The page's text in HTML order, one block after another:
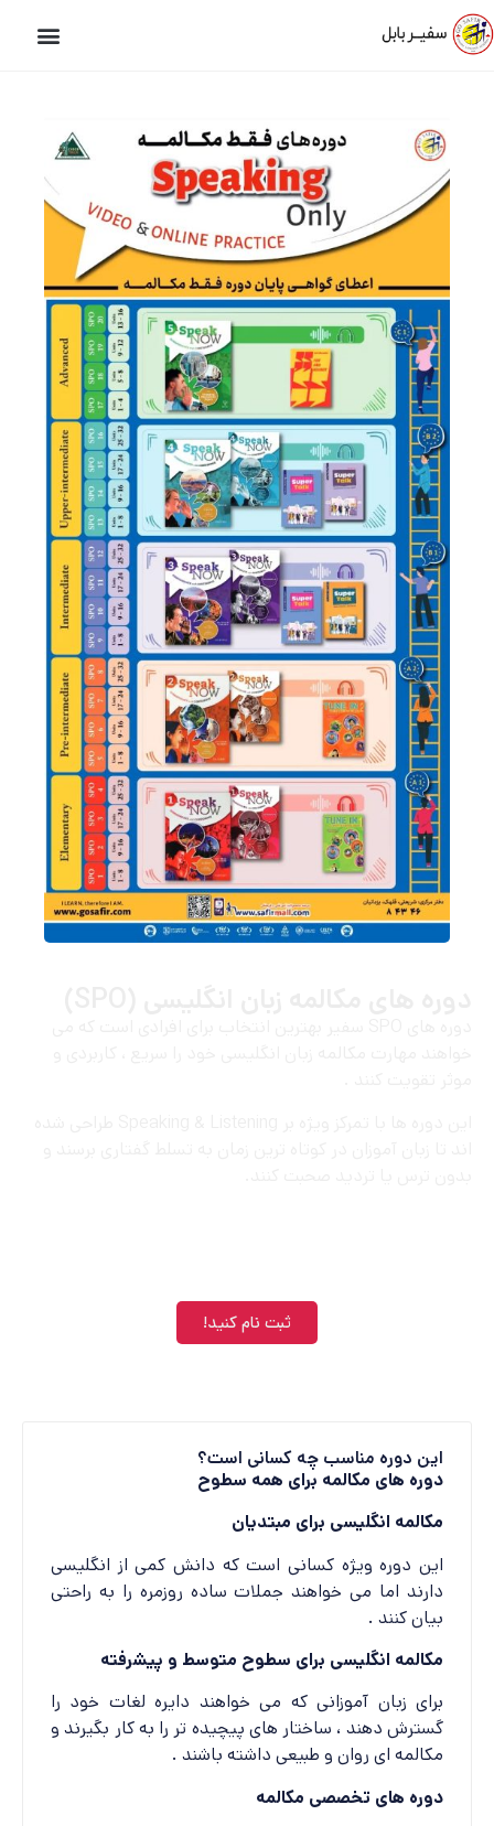
ثبت نام کنید!
این دوره مناسب چه کسانی است؟
دوره های مکالمه برای همه سطوح
مکالمه انگلیسی برای مبتدیان
این دوره ویژه کسانی است که دانش کمی از انگلیسی
دارند اما می خواهند جملات ساده روزمره را به راحتی
بیان کنند .
مکالمه انگلیسی برای سطوح متوسط و پیشرفته
برای زبان آموزانی که می خواهند دایره لغات خود را
گسترش دهند ، ساختار های پیچیده تر را به کار بگیرند و
مکالمه ای روان و طبیعی داشته باشند .
دوره های تخصصی مکالمه